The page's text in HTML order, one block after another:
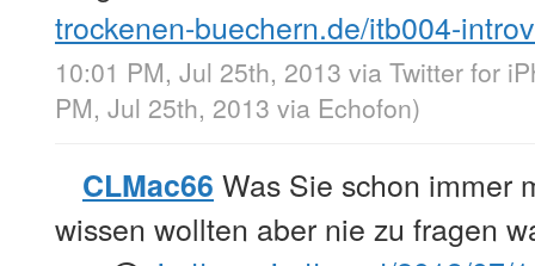
trockenen-buechern.de/itb004-
10:01 PM, Jul 25th, 2013 via Twitter for
PM, Jul 25th, 2013 via Echofon)
CLMac66 Was Sie schon immer
wissen wollten aber nie zu fragen